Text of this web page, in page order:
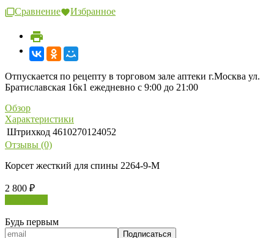
Сравнение Избранное
Отпускается по рецепту в торговом зале аптеки г.Москва ул.
Братиславская 16к1 ежедневно с 9:00 до 21:00
Обзор
Характеристики
Штрихкод 4610270124052
Отзывы (0)
Корсет жесткий для спины 2264-9-М
2 800 ₽
Будь первым